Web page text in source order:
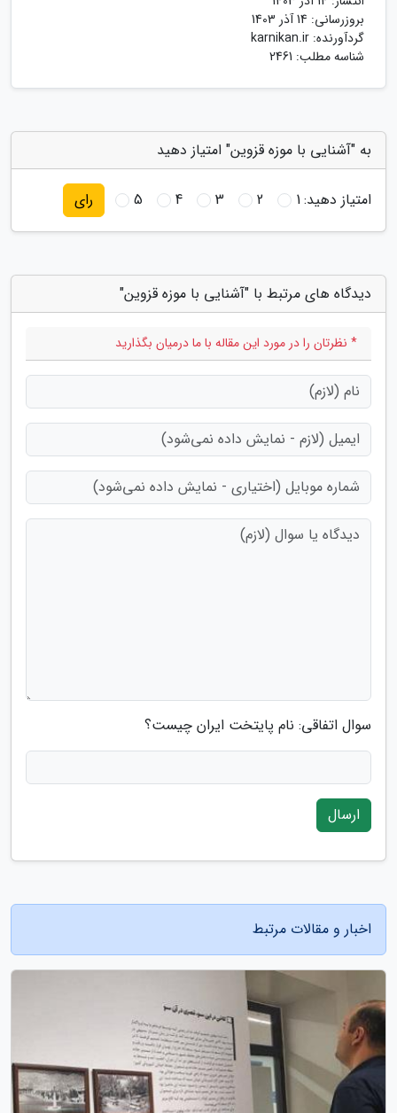
بروزرسانی: 14 آذر 1403
گردآورنده: karnikan.ir
شناسه مطلب: 2461
به "آشنایی با موزه قزوین" امتیاز دهید
امتیاز دهید:1
2
3
4
5 رای
دیدگاه های مرتبط با "آشنایی با موزه قزوین"
* نظرتان را در مورد این مقاله با ما درمیان بگذارید
سوال اتفاقی: نام پایتخت ایران چیست؟
ارسال
اخبار و مقالات مرتبط